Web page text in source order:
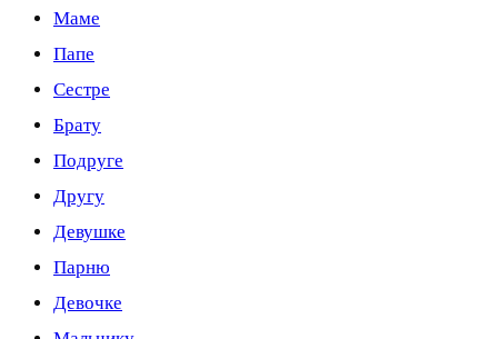
Маме
Папе
Сестре
Брату
Подруге
Другу
Девушке
Парню
Девочке